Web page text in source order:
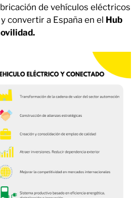
de vehículos eléctricos
convertir a España en el Hub